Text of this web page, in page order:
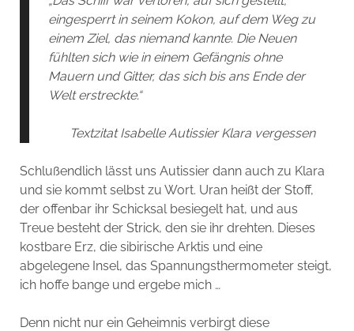
eingesperrt in seinem Kokon, auf dem Weg zu
einem Ziel, das niemand kannte. Die Neuen
fühlten sich wie in einem Gefängnis ohne
Mauern und Gitter, das sich bis ans Ende der
Welt erstreckte.“
Textzitat Isabelle Autissier Klara vergessen
Schlußendlich lässt uns Autissier dann auch zu Klara
und sie kommt selbst zu Wort. Uran heißt der Stoff,
der offenbar ihr Schicksal besiegelt hat, und aus
Treue besteht der Strick, den sie ihr drehten. Dieses
kostbare Erz, die sibirische Arktis und eine
abgelegene Insel, das Spannungsthermometer steigt,
ich hoffe bange und ergebe mich …
Denn nicht nur ein Geheimnis verbirgt diese